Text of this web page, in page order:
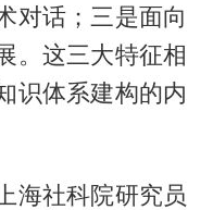
对话；三是面向
。这三大特征相
识体系建构的内
海社科院研究员